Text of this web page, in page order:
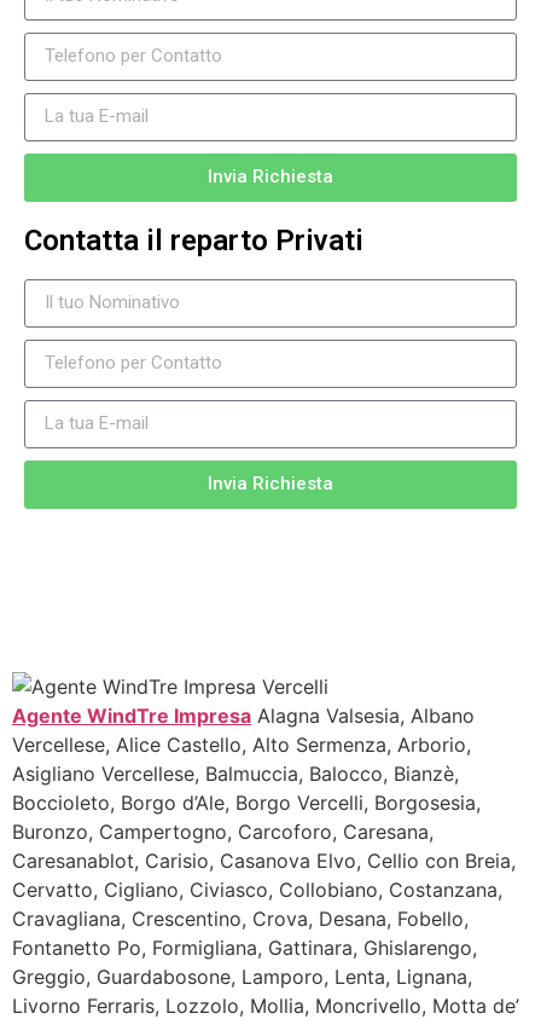
Invia Richiesta
Contatta il reparto Privati
Invia Richiesta
Agente WindTre Impresa Alagna Valsesia, Albano
Vercellese, Alice Castello, Alto Sermenza, Arborio,
Asigliano Vercellese, Balmuccia, Balocco, Bianzè,
Boccioleto, Borgo d’Ale, Borgo Vercelli, Borgosesia,
Buronzo, Campertogno, Carcoforo, Caresana,
Caresanablot, Carisio, Casanova Elvo, Cellio con Breia,
Cervatto, Cigliano, Civiasco, Collobiano, Costanzana,
Cravagliana, Crescentino, Crova, Desana, Fobello,
Fontanetto Po, Formigliana, Gattinara, Ghislarengo,
Greggio, Guardabosone, Lamporo, Lenta, Lignana,
Livorno Ferraris, Lozzolo, Mollia, Moncrivello, Motta de’